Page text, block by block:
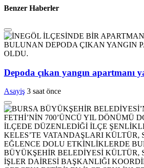
Benzer Haberler
Depoda çıkan yangın apartmanı
Asayiş 3 saat önce